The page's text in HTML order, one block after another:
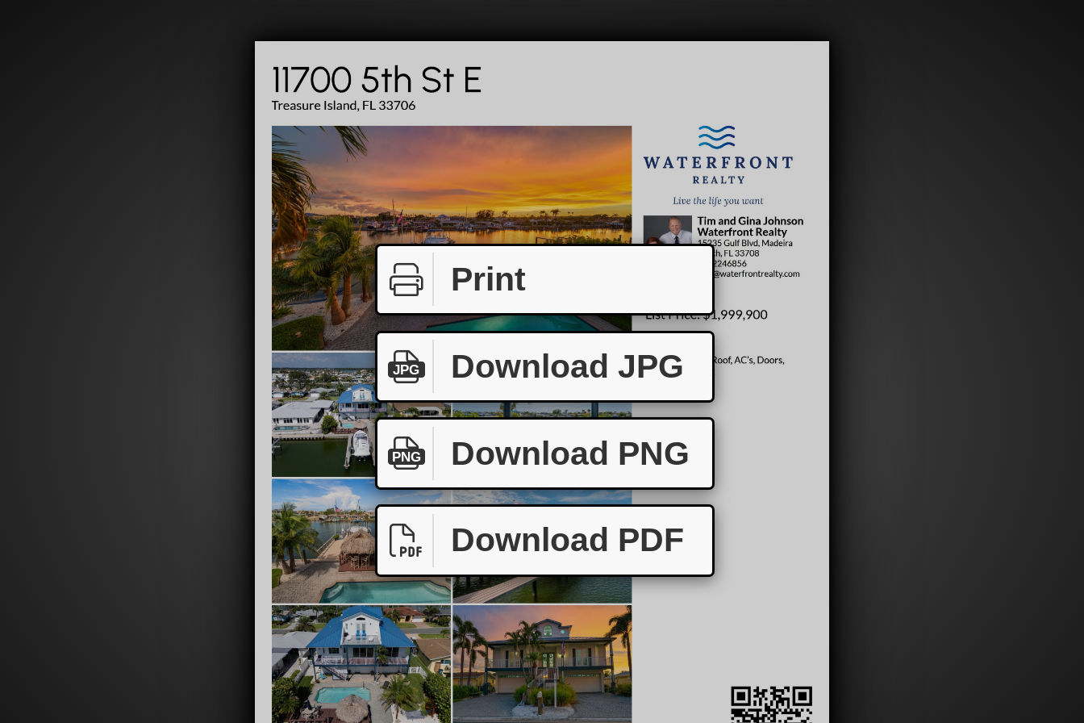
Print
JPG Download JPG
PNG Download PNG
Download PDF